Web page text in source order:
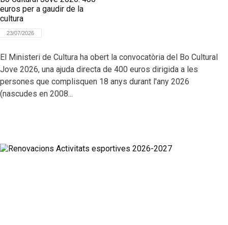
euros per a gaudir de la
cultura
23/07/2026
El Ministeri de Cultura ha obert la convocatòria del Bo Cultural
Jove 2026, una ajuda directa de 400 euros dirigida a les
persones que complisquen 18 anys durant l'any 2026
(nascudes en 2008...